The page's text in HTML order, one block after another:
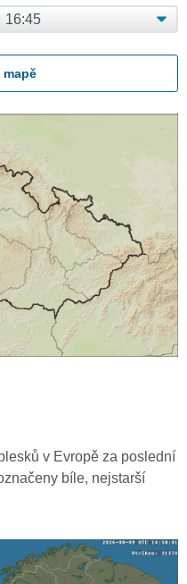
mapě
v Evropě za poslední
bíle, nejstarší